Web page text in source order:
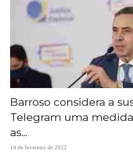
Barroso considera a
Telegram uma
as...
14 de fevereiro de 2022